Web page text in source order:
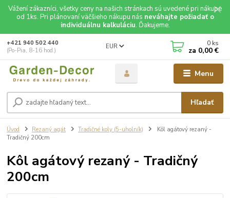
Vážení zákazníci, všetky ceny na našich stránkach sú uvedené pri nákupe
od 1ks. Pri plánovaní väčšieho nákupu nás neváhajte požiadať o
individuálnu kalkuláciu. Ďakujeme.
Menu
EUR
Hľadať
+421 940 502 440
(Po-Pia, 8-16 hod.)
0 ks
za 0,00 €
Úvod Rezaný agát Tradičné koly (5-uholník)
Kôl agátový rezaný -
Tradičný 200cm
Kôl agátový rezaný - Tradičný
200cm